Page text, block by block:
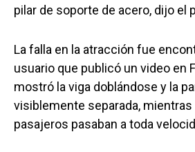
pilar de soporte de acero, dijo el
La falla en la atracción fue
usuario que publicó un video en
mostró la viga doblándose y la
visiblemente separada,
pasajeros pasaban a toda